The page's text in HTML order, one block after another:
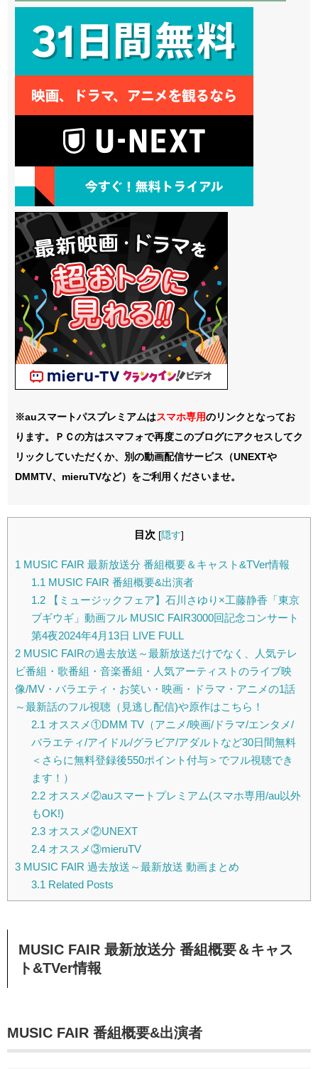
※auスマートパスプレミアムはスマホ専用のリンクとなってお
ります。ＰＣの方はスマフォで再度このブログにアクセスしてク
リックしていただくか、別の動画配信サービス（UNEXTや
DMMTV、mieruTVなど）をご利用くださいませ。
目次 [隠す]
1 MUSIC FAIR 最新放送分 番組概要＆キャスト&TVer情報
1.1 MUSIC FAIR 番組概要&出演者
1.2【ミュージックフェア】石川さゆり×工藤静香「東京
ブギウギ」動画フル MUSIC FAIR3000回記念コンサート
第4夜2024年4月13日 LIVE FULL
2 MUSIC FAIRの過去放送～最新放送だけでなく、人気テレ
ビ番組・歌番組・音楽番組・人気アーティストのライブ映
像/MV・バラエティ・お笑い・映画・ドラマ・アニメの1話
～最新話のフル視聴（見逃し配信)や原作はこちら！
2.1 オススメ①DMM TV（アニメ/映画/ドラマ/エンタメ/
バラエティ/アイドル/グラビア/アダルトなど30日間無料
＜さらに無料登録後550ポイント付与＞でフル視聴でき
ます！）
2.2オススメ②auスマートプレミアム(スマホ専用/au以外
もOK!)
2.3オススメ②UNEXT
2.4オススメ③mieruTV
3 MUSIC FAIR 過去放送～最新放送 動画まとめ
3.1 Related Posts
MUSIC FAIR 最新放送分 番組概要＆キャス
ト&TVer情報
MUSIC FAIR 番組概要&出演者